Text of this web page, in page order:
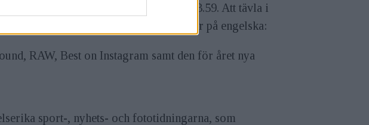
deadline för bidrag den 31 juli kl 23.59. Att tävla i
äventyr med totalt tio kategorier, här på engelska:
RAW, Best on Instagram samt den för året nya
sport-, nyhets- och fototidningarna, som